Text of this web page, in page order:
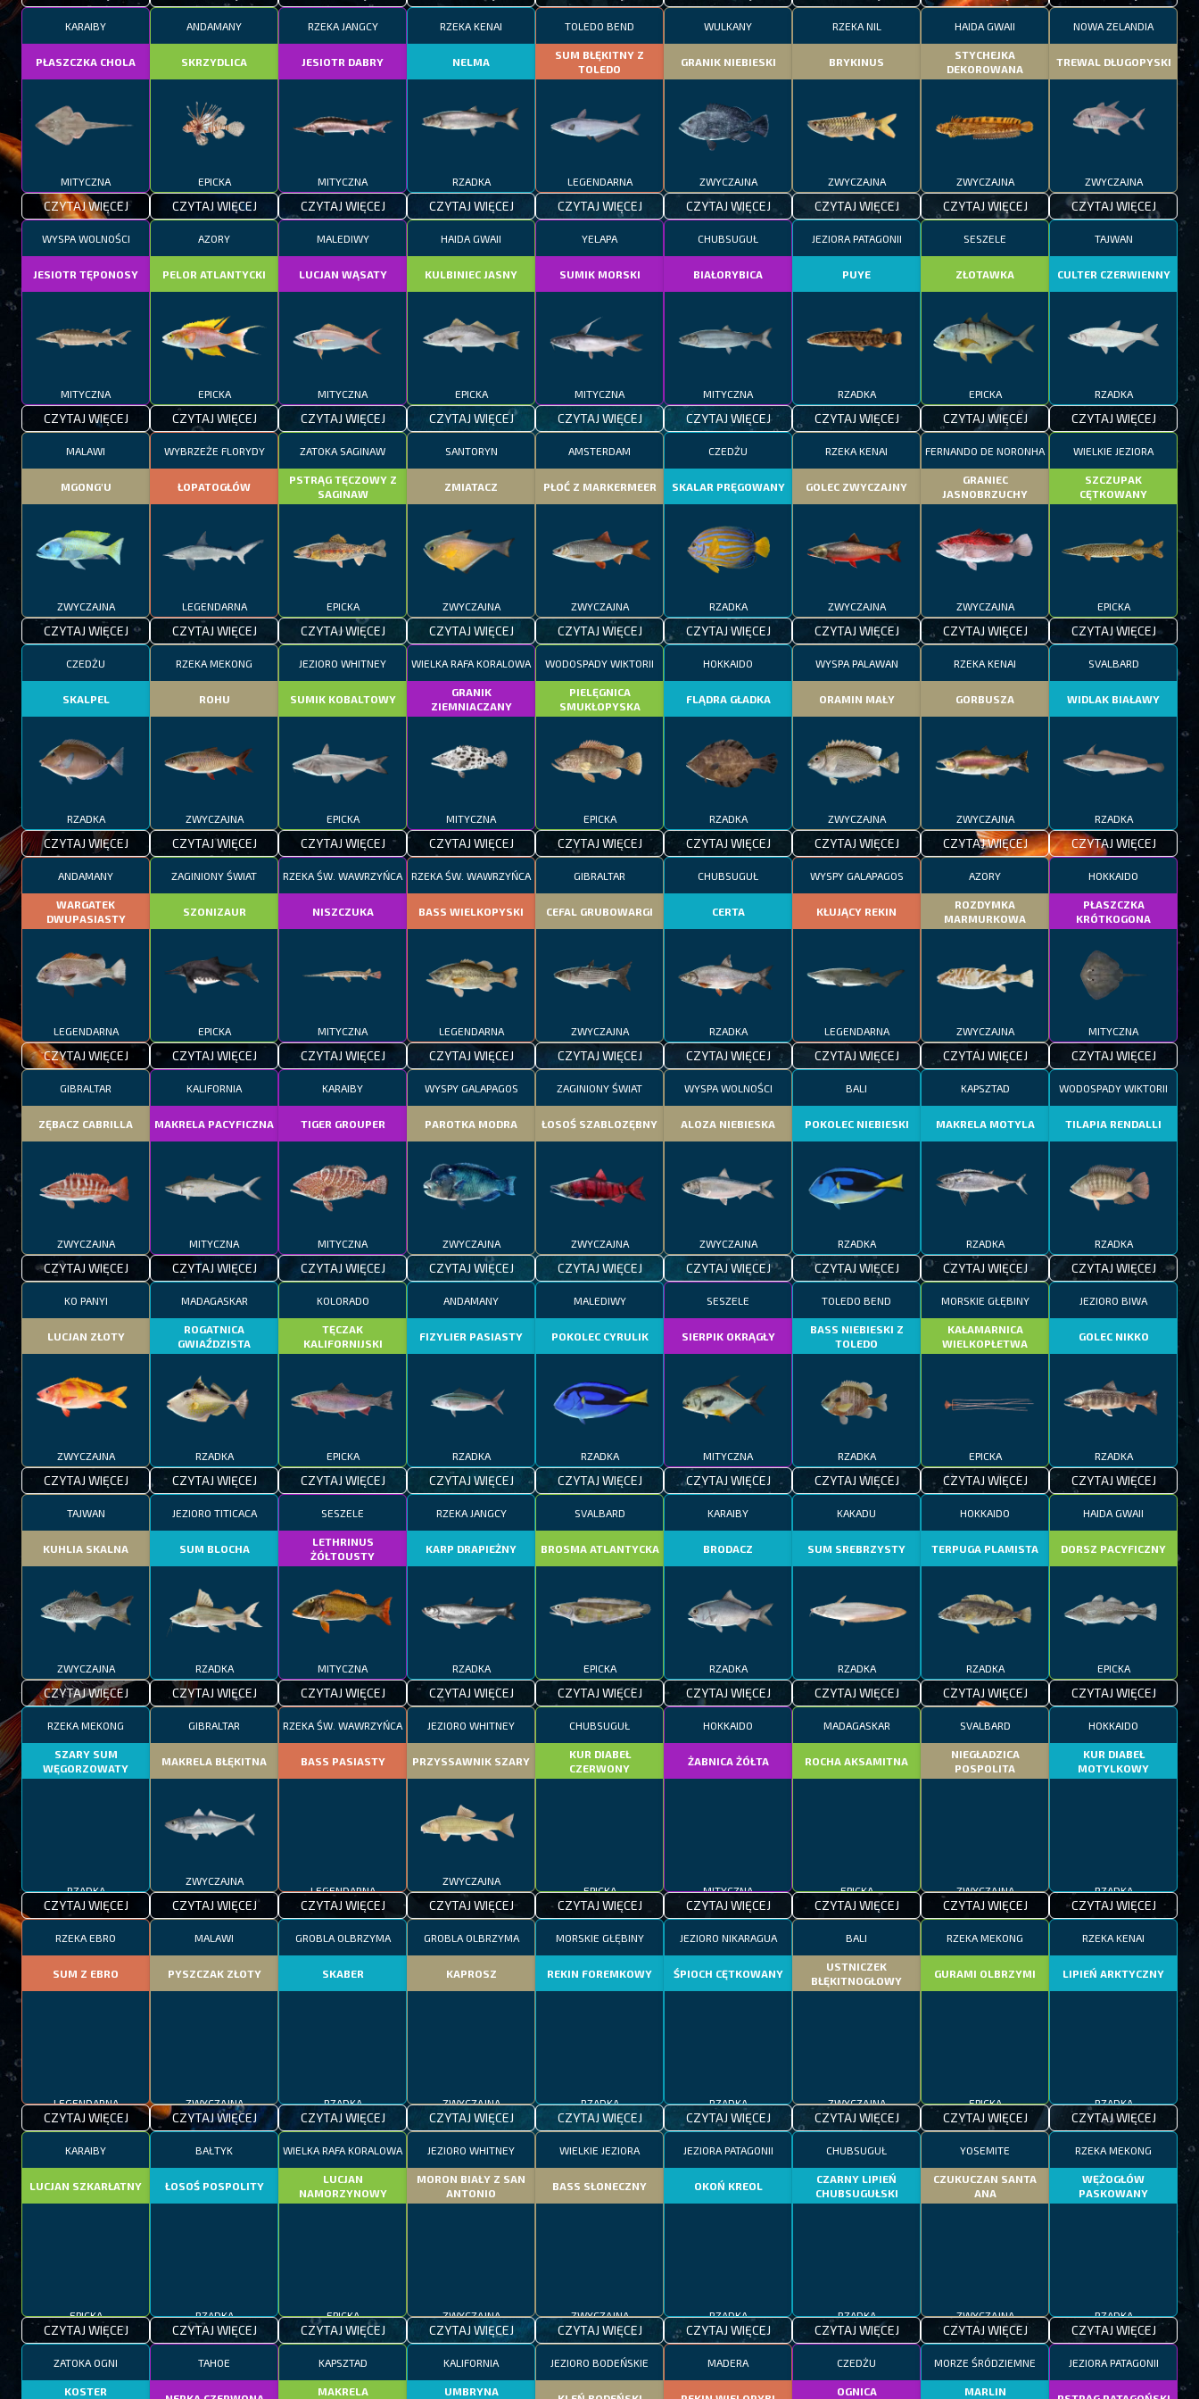
KARAIBY
PŁASZCZKA CHOLA
MITYCZNA
CZYTAJ WIĘCEJ
ANDAMANY
SKRZYDLICA
EPICKA
CZYTAJ WIĘCEJ
RZEKA JANGCY
JESIOTR DABRY
MITYCZNA
CZYTAJ WIĘCEJ
RZEKA KENAI
NELMA
RZADKA
CZYTAJ WIĘCEJ
TOLEDO BEND
SUM BŁĘKITNY Z
TOLEDO
LEGENDARNA
CZYTAJ WIĘCEJ
WULKANY
GRANIK NIEBIESKI
ZWYCZAJNA
CZYTAJ WIĘCEJ
RZEKA NIL
BRYKINUS
ZWYCZAJNA
CZYTAJ WIĘCEJ
HAIDA GWAII
STYCHEJKA
DEKOROWANA
ZWYCZAJNA
CZYTAJ WIĘCEJ
NOWA ZELANDIA
TREWAL DŁUGOPYSKI
ZWYCZAJNA
CZYTAJ WIĘCEJ
WYSPA WOLNOŚCI
JESIOTR TĘPONOSY
MITYCZNA
CZYTAJ WIĘCEJ
AZORY
PELOR ATLANTYCKI
EPICKA
CZYTAJ WIĘCEJ
MALEDIWY
LUCJAN WĄSATY
MITYCZNA
CZYTAJ WIĘCEJ
HAIDA GWAII
KULBINIEC JASNY
EPICKA
CZYTAJ WIĘCEJ
YELAPA
SUMIK MORSKI
MITYCZNA
CZYTAJ WIĘCEJ
CHUBSUGUŁ
BIAŁORYBICA
MITYCZNA
CZYTAJ WIĘCEJ
JEZIORA PATAGONII
PUYE
RZADKA
CZYTAJ WIĘCEJ
SESZELE
ZŁOTAWKA
EPICKA
CZYTAJ WIĘCEJ
TAJWAN
CULTER CZERWIENNY
RZADKA
CZYTAJ WIĘCEJ
MALAWI
MGONG'U
ZWYCZAJNA
CZYTAJ WIĘCEJ
WYBRZEŻE FLORYDY
ŁOPATOGŁÓW
LEGENDARNA
CZYTAJ WIĘCEJ
ZATOKA SAGINAW
PSTRĄG TĘCZOWY Z
SAGINAW
EPICKA
CZYTAJ WIĘCEJ
SANTORYN
ZMIATACZ
ZWYCZAJNA
CZYTAJ WIĘCEJ
AMSTERDAM
PŁOĆ Z MARKERMEER
ZWYCZAJNA
CZYTAJ WIĘCEJ
CZEDŻU
SKALAR PRĘGOWANY
RZADKA
CZYTAJ WIĘCEJ
RZEKA KENAI
GOLEC ZWYCZAJNY
ZWYCZAJNA
CZYTAJ WIĘCEJ
FERNANDO DE NORONHA
GRANIEC
JASNOBRZUCHY
ZWYCZAJNA
CZYTAJ WIĘCEJ
WIELKIE JEZIORA
SZCZUPAK
CĘTKOWANY
EPICKA
CZYTAJ WIĘCEJ
CZEDŻU
SKALPEL
RZADKA
CZYTAJ WIĘCEJ
RZEKA MEKONG
ROHU
ZWYCZAJNA
CZYTAJ WIĘCEJ
JEZIORO WHITNEY
SUMIK KOBALTOWY
EPICKA
CZYTAJ WIĘCEJ
WIELKA RAFA KORALOWA
GRANIK
ZIEMNIACZANY
MITYCZNA
CZYTAJ WIĘCEJ
WODOSPADY WIKTORII
PIELĘGNICA
SMUKŁOPYSKA
EPICKA
CZYTAJ WIĘCEJ
HOKKAIDO
FLĄDRA GŁADKA
RZADKA
CZYTAJ WIĘCEJ
WYSPA PALAWAN
ORAMIN MAŁY
ZWYCZAJNA
CZYTAJ WIĘCEJ
RZEKA KENAI
GORBUSZA
ZWYCZAJNA
CZYTAJ WIĘCEJ
SVALBARD
WIDLAK BIAŁAWY
RZADKA
CZYTAJ WIĘCEJ
ANDAMANY
WARGATEK
DWUPASIASTY
LEGENDARNA
CZYTAJ WIĘCEJ
ZAGINIONY ŚWIAT
SZONIZAUR
EPICKA
CZYTAJ WIĘCEJ
RZEKA ŚW. WAWRZYŃCA
NISZCZUKA
MITYCZNA
CZYTAJ WIĘCEJ
RZEKA ŚW. WAWRZYŃCA
BASS WIELKOPYSKI
LEGENDARNA
CZYTAJ WIĘCEJ
GIBRALTAR
CEFAL GRUBOWARGI
ZWYCZAJNA
CZYTAJ WIĘCEJ
CHUBSUGUŁ
CERTA
RZADKA
CZYTAJ WIĘCEJ
WYSPY GALAPAGOS
KŁUJĄCY REKIN
LEGENDARNA
CZYTAJ WIĘCEJ
AZORY
ROZDYMKA
MARMURKOWA
ZWYCZAJNA
CZYTAJ WIĘCEJ
HOKKAIDO
PŁASZCZKA
KRÓTKOGONA
MITYCZNA
CZYTAJ WIĘCEJ
GIBRALTAR
ZĘBACZ CABRILLA
ZWYCZAJNA
CZYTAJ WIĘCEJ
KALIFORNIA
MAKRELA PACYFICZNA
MITYCZNA
CZYTAJ WIĘCEJ
KARAIBY
TIGER GROUPER
MITYCZNA
CZYTAJ WIĘCEJ
WYSPY GALAPAGOS
PAROTKA MODRA
ZWYCZAJNA
CZYTAJ WIĘCEJ
ZAGINIONY ŚWIAT
ŁOSOŚ SZABLOZĘBNY
ZWYCZAJNA
CZYTAJ WIĘCEJ
WYSPA WOLNOŚCI
ALOZA NIEBIESKA
ZWYCZAJNA
CZYTAJ WIĘCEJ
BALI
POKOLEC NIEBIESKI
RZADKA
CZYTAJ WIĘCEJ
KAPSZTAD
MAKRELA MOTYLA
RZADKA
CZYTAJ WIĘCEJ
WODOSPADY WIKTORII
TILAPIA RENDALLI
RZADKA
CZYTAJ WIĘCEJ
KO PANYI
LUCJAN ZŁOTY
ZWYCZAJNA
CZYTAJ WIĘCEJ
MADAGASKAR
ROGATNICA
GWIAŹDZISTA
RZADKA
CZYTAJ WIĘCEJ
KOLORADO
TĘCZAK
KALIFORNIJSKI
EPICKA
CZYTAJ WIĘCEJ
ANDAMANY
FIZYLIER PASIASTY
RZADKA
CZYTAJ WIĘCEJ
MALEDIWY
POKOLEC CYRULIK
RZADKA
CZYTAJ WIĘCEJ
SESZELE
SIERPIK OKRĄGŁY
MITYCZNA
CZYTAJ WIĘCEJ
TOLEDO BEND
BASS NIEBIESKI Z
TOLEDO
RZADKA
CZYTAJ WIĘCEJ
MORSKIE GŁĘBINY
KAŁAMARNICA
WIELKOPŁETWA
EPICKA
CZYTAJ WIĘCEJ
JEZIORO BIWA
GOLEC NIKKO
RZADKA
CZYTAJ WIĘCEJ
TAJWAN
KUHLIA SKALNA
ZWYCZAJNA
CZYTAJ WIĘCEJ
JEZIORO TITICACA
SUM BLOCHA
RZADKA
CZYTAJ WIĘCEJ
SESZELE
LETHRINUS
ŻÓŁTOUSTY
MITYCZNA
CZYTAJ WIĘCEJ
RZEKA JANGCY
KARP DRAPIEŻNY
RZADKA
CZYTAJ WIĘCEJ
SVALBARD
BROSMA ATLANTYCKA
EPICKA
CZYTAJ WIĘCEJ
KARAIBY
BRODACZ
RZADKA
CZYTAJ WIĘCEJ
KAKADU
SUM SREBRZYSTY
RZADKA
CZYTAJ WIĘCEJ
HOKKAIDO
TERPUGA PLAMISTA
RZADKA
CZYTAJ WIĘCEJ
HAIDA GWAII
DORSZ PACYFICZNY
EPICKA
CZYTAJ WIĘCEJ
RZEKA MEKONG
SZARY SUM
WĘGORZOWATY
CZYTAJ WIĘCEJ
GIBRALTAR
MAKRELA BŁĘKITNA
ZWYCZAJNA
CZYTAJ WIĘCEJ
RZEKA ŚW. WAWRZYŃCA
BASS PASIASTY
CZYTAJ WIĘCEJ
JEZIORO WHITNEY
PRZYSSAWNIK SZARY
ZWYCZAJNA
CZYTAJ WIĘCEJ
CHUBSUGUŁ
KUR DIABEŁ
CZERWONY
CZYTAJ WIĘCEJ
HOKKAIDO
ŻABNICA ŻÓŁTA
CZYTAJ WIĘCEJ
MADAGASKAR
ROCHA AKSAMITNA
CZYTAJ WIĘCEJ
SVALBARD
NIEGŁADZICA
POSPOLITA
CZYTAJ WIĘCEJ
HOKKAIDO
KUR DIABEŁ
MOTYLKOWY
CZYTAJ WIĘCEJ
RZEKA EBRO
SUM Z EBRO
CZYTAJ WIĘCEJ
MALAWI
PYSZCZAK ZŁOTY
CZYTAJ WIĘCEJ
GROBLA OLBRZYMA
SKABER
CZYTAJ WIĘCEJ
GROBLA OLBRZYMA
KAPROSZ
CZYTAJ WIĘCEJ
MORSKIE GŁĘBINY
REKIN FOREMKOWY
CZYTAJ WIĘCEJ
JEZIORO NIKARAGUA
ŚPIOCH CĘTKOWANY
CZYTAJ WIĘCEJ
BALI
USTNICZEK
BŁĘKITNOGŁOWY
CZYTAJ WIĘCEJ
RZEKA MEKONG
GURAMI OLBRZYMI
CZYTAJ WIĘCEJ
RZEKA KENAI
LIPIEŃ ARKTYCZNY
CZYTAJ WIĘCEJ
KARAIBY
LUCJAN SZKARŁATNY
CZYTAJ WIĘCEJ
BAŁTYK
ŁOSOŚ POSPOLITY
CZYTAJ WIĘCEJ
WIELKA RAFA KORALOWA
LUCJAN
NAMORZYNOWY
CZYTAJ WIĘCEJ
JEZIORO WHITNEY
MORON BIAŁY Z SAN
ANTONIO
CZYTAJ WIĘCEJ
WIELKIE JEZIORA
BASS SŁONECZNY
CZYTAJ WIĘCEJ
JEZIORA PATAGONII
OKOŃ KREOL
CZYTAJ WIĘCEJ
CHUBSUGUŁ
CZARNY LIPIEŃ
CHUBSUGUŁSKI
CZYTAJ WIĘCEJ
YOSEMITE
CZUKUCZAN SANTA
ANA
CZYTAJ WIĘCEJ
RZEKA MEKONG
WĘŻOGŁÓW
PASKOWANY
CZYTAJ WIĘCEJ
ZATOKA OGNI
KOSTER
TAHOE KAPSZTAD
MAKRELA
KALIFORNIA
UMBRYNA
JEZIORO BODEŃSKIE MADERA CZEDŻU
OGNICA
MORZE ŚRÓDZIEMNE
MARLIN
JEZIORA PATAGONII